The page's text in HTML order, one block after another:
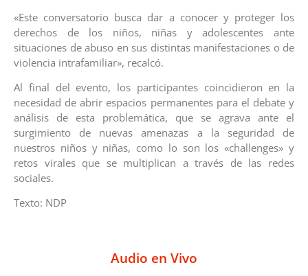
«Este conversatorio busca dar a conocer y proteger los
derechos de los niños, niñas y adolescentes ante
situaciones de abuso en sus distintas manifestaciones o de
violencia intrafamiliar», recalcó.
Al final del evento, los participantes coincidieron en la
necesidad de abrir espacios permanentes para el debate y
análisis de esta problemática, que se agrava ante el
surgimiento de nuevas amenazas a la seguridad de
nuestros niños y niñas, como lo son los «challenges» y
retos virales que se multiplican a través de las redes
sociales.
Texto: NDP
Audio en Vivo